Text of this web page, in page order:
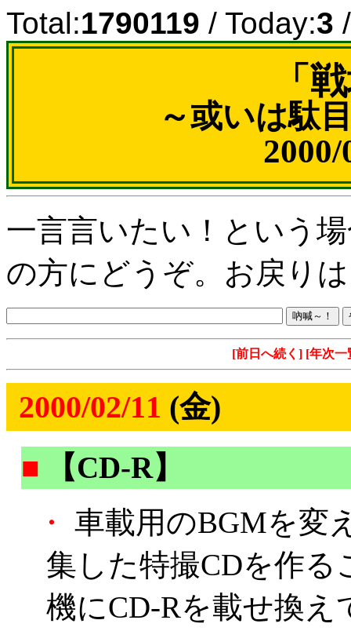
Total:1790119 / Today:3
「
～或いは駄
一言言いたい！という
の方にどうぞ。お戻りは
[前日へ続く] [年次一
2000/02/11 (金)
■
【CD-R】
・
車載用のBGMを変
集した特撮CDを作
機にCD-Rを載せ換え